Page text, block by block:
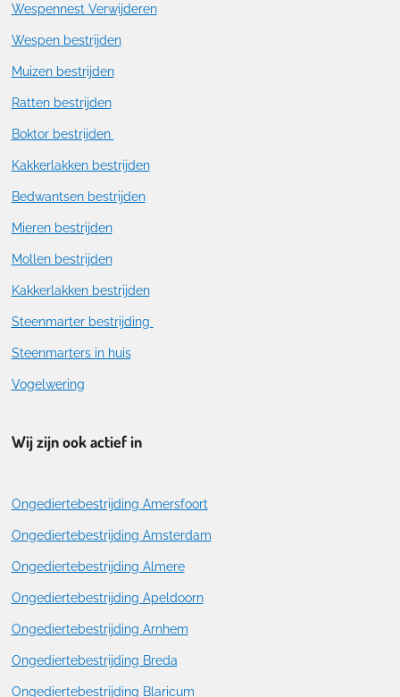
Wespennest Verwijderen
Wespen bestrijden
Muizen bestrijden
Ratten bestrijden
Boktor bestrijden
Kakkerlakken bestrijden
Bedwantsen bestrijden
Mieren bestrijden
Mollen bestrijden
Kakkerlakken bestrijden
Steenmarter bestrijding
Steenmarters in huis
Vogelwering
Wij zijn ook actief in
Ongediertebestrijding Amersfoort
Ongediertebestrijding Amsterdam
Ongediertebestrijding Almere
Ongediertebestrijding Apeldoorn
Ongediertebestrijding Arnhem
Ongediertebestrijding Breda
Ongediertebestrijding Blaricum